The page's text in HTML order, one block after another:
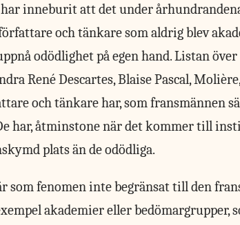
inneburit att det under
och tänkare som aldrig blev
odödlighet på egen hand. Listan
René Descartes, Blaise Pascal,
och tänkare har, som fransmännen
De har, åtminstone när det kommer till
plats än de odödliga.
som fenomen inte begränsat till den
akademier eller bedömargrupper,